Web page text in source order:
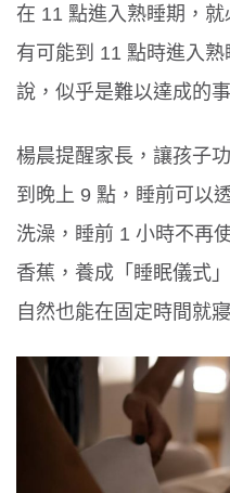
在 11 點進入熟睡期，
有可能到 11 點時進入
說，似乎是難以達成的
楊晨提醒家長，讓孩子
到晚上 9 點，睡前可以
洗澡，睡前 1 小時不再
香蕉，養成「睡眠儀式
自然也能在固定時間就寢